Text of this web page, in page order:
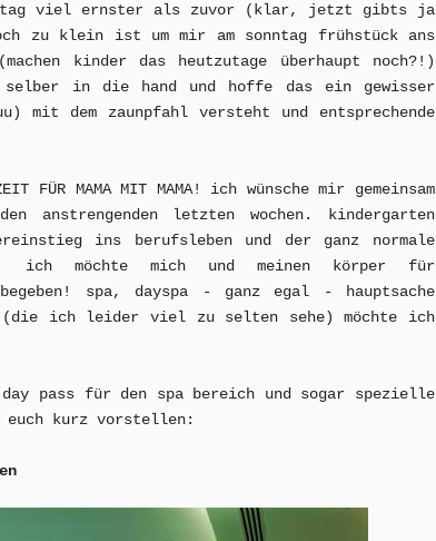
viel ernster als zuvor (klar, jetzt gibts ja
zu klein ist um mir am sonntag frühstück ans
kinder das heutzutage überhaupt noch?!)
selber in die hand und hoffe das ein gewisser
mit dem zaunpfahl versteht und entsprechende
MAMA MIT MAMA! ich wünsche mir gemeinsam
anstrengenden letzten wochen. kindergarten
ins berufsleben und der ganz normale
ich möchte mich und meinen körper für
spa, dayspa - ganz egal - hauptsache
(die ich leider viel zu selten sehe) möchte ich
pass für den spa bereich und sogar spezielle
euch kurz vorstellen: